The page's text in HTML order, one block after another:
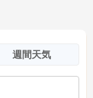
週間天気